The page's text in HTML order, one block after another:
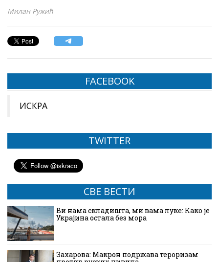
Милан Ружић
FACEBOOK
ИСКРА
TWITTER
СВЕ ВЕСТИ
Ви нама складишта, ми вама луке: Како је
Украјина остала без мора
Захарова: Макрон подржава тероризам